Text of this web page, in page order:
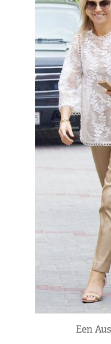
Een